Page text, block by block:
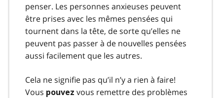
penser. Les personnes anxieuses peuvent
être prises avec les mêmes pensées qui
tournent dans la tête, de sorte qu’elles ne
peuvent pas passer à de nouvelles pensées
aussi facilement que les autres.
Cela ne signifie pas qu’il n’y a rien à faire!
Vous pouvez vous remettre des problèmes